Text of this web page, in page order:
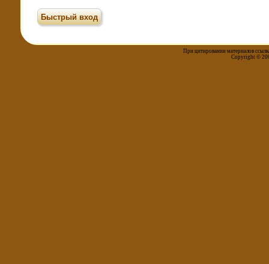
При цитировании материалов
Copyright ©